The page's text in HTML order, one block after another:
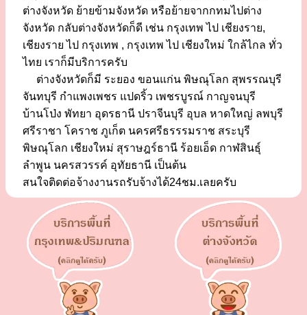
ต่างจังหวัด ย้ายข้ามจังหวัด หรือย้ายจากกทมไปต่าง
จังหวัด กลับต่างจังหวัดก็ดี เช่น กรุงเทพ ไป เชียงราย,
เชียงราย ไป กรุงเทพ , กรุงเทพ ไป เชียงใหม่ ใกล้ไกล ทั่ว
ไทย เราก็มีบริการครับ
ต่างจังหวัดก็มี ระยอง ขอนแก่น พิษณุโลก สุพรรณบุรี
จันทบุรี กำแพงเพชร แปดริ้ว เพชรบูรณ์ กาญจนบุรี
บ้านโป่ง พัทยา อุดรธานี ปราจีนบุรี อุบล หาดใหญ่ ลพบุรี
ศรีราชา โคราช ภูเก็ต นครศรีธรรรมราช สระบุรี
พิษณุโลก เชียงใหม่ สุราษฎร์ธานี ร้อยเอ็ด กาฬสินธุ์
ลำพูน นครสวรรค์ อุทัยธานี เป็นต้น
สนใจติดต่อจ้างงานรถรับจ้างได้24ชม.เลยครับ